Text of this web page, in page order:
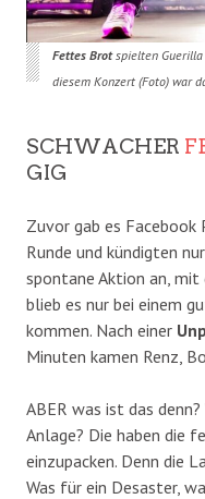
Fettes Brotspielten Guerilla
diesem Konzert (Foto) war
SCHWACHER
GIG
Zuvor gab es
Runde und kündigten
spontane Aktion an, mit
blieb es nur bei einem
kommen. Nach einer
Minuten kamen Renz,
ABER was ist das denn?
Anlage? Die haben die
einzupacken. Denn die
Was für ein Desaster,